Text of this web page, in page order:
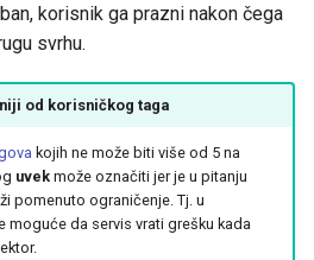
korisnik ga prazni nakon čega
svrhu.
od korisničkog taga
kojih ne može biti više od 5 na
uvekmože označiti jer je u pitanju
pomenuto ograničenje. Tj. u
moguće da servis vrati grešku kada